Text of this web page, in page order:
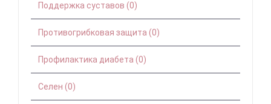
Поддержка суставов (0)
Противогрибковая защита (0)
Профилактика диабета (0)
Селен (0)